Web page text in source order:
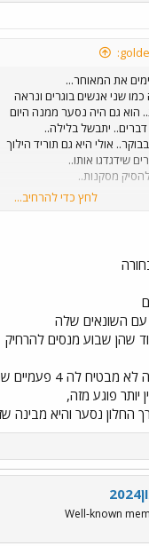
את המאוחר...
שני אנשים בוגרים ונראה
הוא גם היה נסער ממנה היום
יתבשל בלילה..
אולי היא גם תוריד הילוך
שידגדגו אותו..
מסקנות..
טובים גם רפאלה וגם
בשבילו.. גם הוא היה
בכל זאת האישה שדלוק
לצידה כמה זמן שמה לו
לא שמה לו לאכול זה
מקווה שהם יסדירו את
שוב פעם לבד זה החלום
שוב מתבודדת לגמרי
זה קשה מדי מעדיף
לחץ כדי להרחיב...
השונאים שלה
שהן שבוע מנסים להרחיק
4 פעמיים שהוא כבר בה
יותר פוגע מזה,
החלון נסער והיא מבינה
Well-known